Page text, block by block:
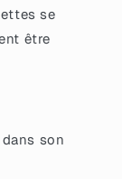
se
être
son